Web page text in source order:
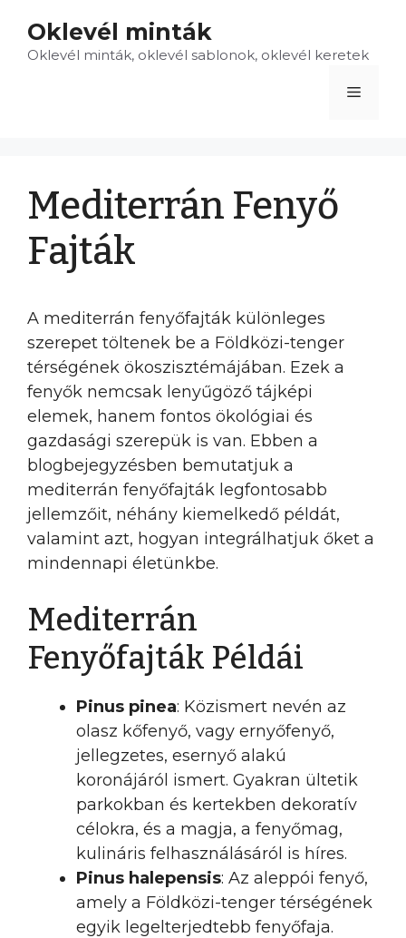
tartalomba
Oklevél minták
Oklevél minták, oklevél sablonok, oklevél keretek
Menü
Mediterrán Fenyő
Fajták
A mediterrán fenyőfajták különleges
szerepet töltenek be a Földközi-tenger
térségének ökoszisztémájában. Ezek a
fenyők nemcsak lenyűgöző tájképi
elemek, hanem fontos ökológiai és
gazdasági szerepük is van. Ebben a
blogbejegyzésben bemutatjuk a
mediterrán fenyőfajták legfontosabb
jellemzőit, néhány kiemelkedő példát,
valamint azt, hogyan integrálhatjuk őket a
mindennapi életünkbe.
Mediterrán
Fenyőfajták Példái
Pinus pinea: Közismert nevén az
olasz kőfenyő, vagy ernyőfenyő,
jellegzetes, esernyő alakú
koronájáról ismert. Gyakran ültetik
parkokban és kertekben dekoratív
célokra, és a magja, a fenyőmag,
kulináris felhasználásáról is híres.
Pinus halepensis: Az aleppói fenyő,
amely a Földközi-tenger térségének
egyik legelterjedtebb fenyőfaja.